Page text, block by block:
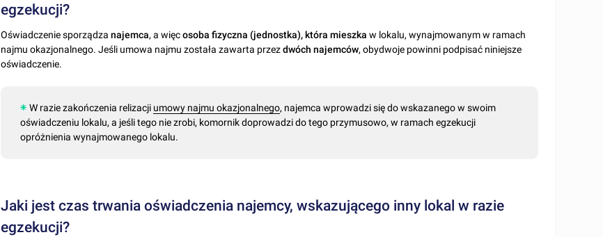
egzekucji?
Oświadczenie sporządzanajemca, a więcosoba fizyczna (jednostka), która mieszka w lokalu, wynajmowanym w ramach
najmu okazjonalnego. Jeśli umowa najmu została zawarta przezdwóch najemców, obydwoje powinni podpisać niniejsze
oświadczenie.
W razie zakończenia relizacji umowy najmu okazjonalnego, najemca wprowadzi się do wskazanego w swoim
oświadczeniu lokalu, a jeśli tego nie zrobi, komornik doprowadzi do tego przymusowo, w ramach egzekucji
opróżnienia wynajmowanego lokalu.
Jaki jest czas trwania oświadczenia najemcy, wskazującego inny lokal w razie
egzekucji?